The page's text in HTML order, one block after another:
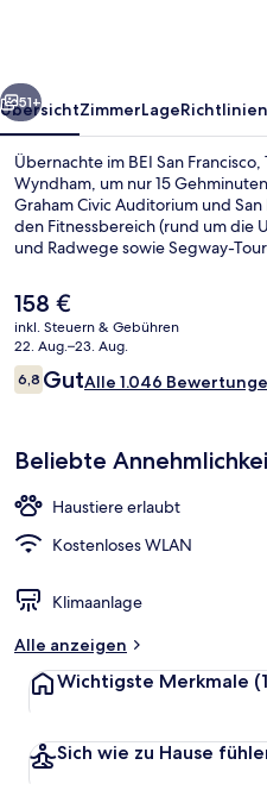
Wyndham
Weiter
51+
ÜbersichtZimmerLageRichtlinien
Übernachte im BEI San
Wyndham, um nur 15
Graham Civic Auditorium und
den Fitnessbereich (rund um die
und Radwege sowie Segway-
und Oracle Park. Das hilfsbereite
Zimmer erhalten gute
Unterkunft ist nur einen kurzen
Verkehrsmitteln entfernt: Bis zur
und Station Market St & Hyde St)
Der
aktuelle
Preis
beträgt
158 €.
158 €
inkl. Steuern & Gebühren
22. Aug.–23. Aug.
Bewertungen
6,86,8 von 10.
GutAlle 1.046
Beliebte
Haustiere erlaubt
Kostenloses WLAN
Klimaanlage
Alle anzeigen
Wichtigste Merkmale
Sich wie zu Hause